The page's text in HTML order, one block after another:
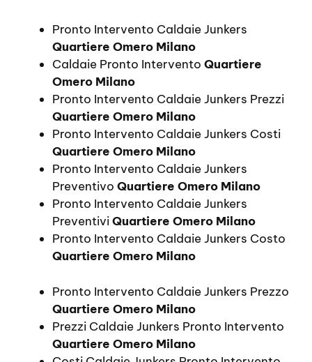
Pronto Intervento Caldaie Junkers
Quartiere Omero Milano
Caldaie Pronto Intervento Quartiere
Omero Milano
Pronto Intervento Caldaie Junkers Prezzi
Quartiere Omero Milano
Pronto Intervento Caldaie Junkers Costi
Quartiere Omero Milano
Pronto Intervento Caldaie Junkers
Preventivo Quartiere Omero Milano
Pronto Intervento Caldaie Junkers
PreventiviQuartiere Omero Milano
Pronto Intervento Caldaie Junkers Costo
Quartiere Omero Milano
Pronto Intervento Caldaie Junkers Prezzo
Quartiere Omero Milano
Prezzi Caldaie Junkers Pronto Intervento
Quartiere Omero Milano